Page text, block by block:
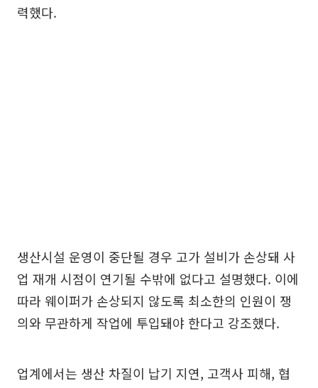
력했다.
생산시설 운영이 중단될 경우 고가 설비가 손상돼 사
업 재개 시점이 연기될 수밖에 없다고 설명했다. 이에
따라 웨이퍼가 손상되지 않도록 최소한의 인원이 쟁
의와 무관하게 작업에 투입돼야 한다고 강조했다.
업계에서는 생산 차질이 납기 지연, 고객사 피해, 협